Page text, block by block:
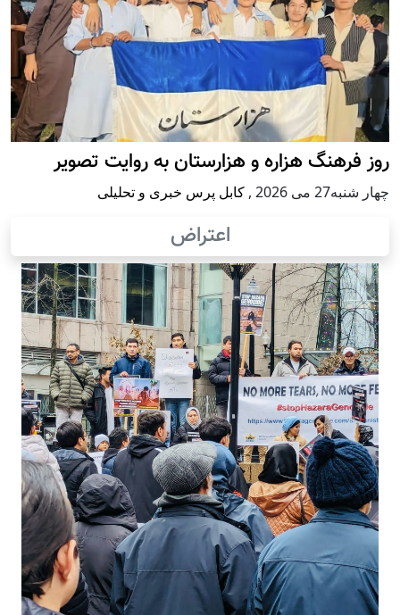
روز فرهنگ هزاره و هزارستان به روایت تصویر
چهار شنبه27 می 2026 , کابل پرس خبری و تحلیلی
اعتراض